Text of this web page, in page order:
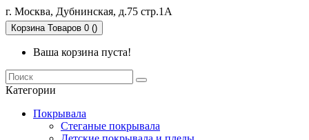
г. Москва, Дубнинская, д.75 стр.1А
Корзина Товаров 0 ()
Ваша корзина пуста!
Категории
Покрывала
Стеганые покрывала